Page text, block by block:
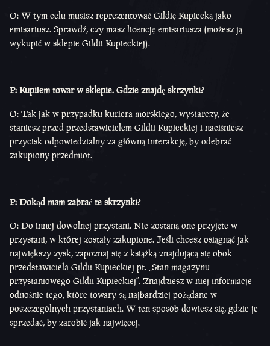
O: W tym celu musisz reprezentować Gildię Kupiecką jako
emisariusz. Sprawdź, czy masz licencję emisariusza (możesz ją
wykupić w sklepie Gildii Kupieckiej).
P: Kupiłem towar w sklepie. Gdzie znajdę skrzynki?
O: Tak jak w przypadku kuriera morskiego, wystarczy, że
staniesz przed przedstawicielem Gildii Kupieckiej i naciśniesz
przycisk odpowiedzialny za główną interakcję, by odebrać
zakupiony przedmiot.
P: Dokąd mam zabrać te skrzynki?
O: Do innej dowolnej przystani. Nie zostaną one przyjęte w
przystani, w której zostały zakupione. Jeśli chcesz osiągnąć jak
największy zysk, zapoznaj się z książką znajdującą się obok
przedstawiciela Gildii Kupieckiej pt. „Stan magazynu
przystaniowego Gildii Kupieckiej”. Znajdziesz w niej informacje
odnośnie tego, które towary są najbardziej pożądane w
poszczególnych przystaniach. W ten sposób dowiesz się, gdzie je
sprzedać, by zarobić jak najwięcej.